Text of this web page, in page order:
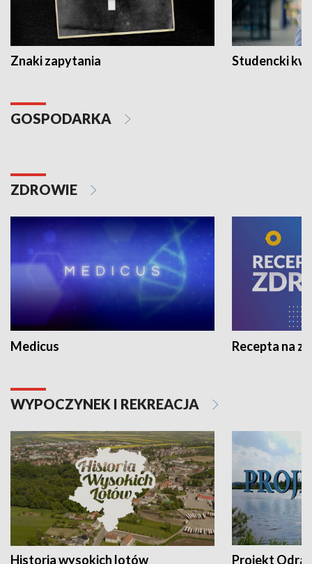
Znaki zapytania Studencki
GOSPODARKA
ZDROWIE
Medicus Recepta na
WYPOCZYNEK I REKREACJA
Historia wysokich lotów Projekt Odra